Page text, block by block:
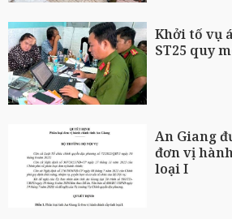
Khởi tố vụ
ST25 quy
An Giang
đơn vị
loại I